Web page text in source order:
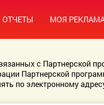
ОТЧЕТЫ МОЯ
с Партнерской
Партнерской
по электронному